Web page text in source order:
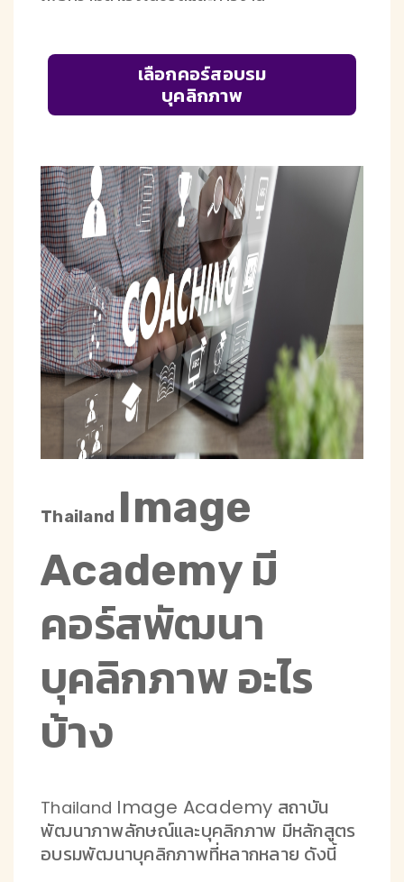
เลือกคอร์สอบรม
บุคลิกภาพ
Thailand Image
Academy มี
คอร์สพัฒนา
บุคลิกภาพ อะไร
บ้าง
Thailand Image Academy สถาบัน
พัฒนาภาพลักษณ์และบุคลิกภาพ มีหลักสูตร
อบรมพัฒนาบุคลิกภาพที่หลากหลาย ดังนี้